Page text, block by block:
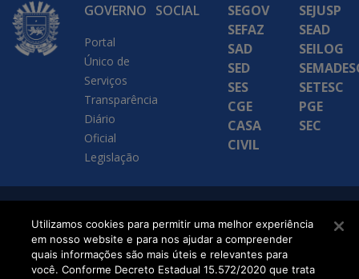
GOVERNO
Portal
Único de
Serviços
Transparência
Diário
Oficial
Legislação
SOCIAL
SEGOV
SEFAZ
SAD
SED
SES
CGE
CASA
CIVIL
SEJUSP
SEAD
SEILOG
SETESC
PGE
SEC
SETDIG | Secretaria-
Executiva de
Transformação Digital
Utilizamos cookies para permitir uma melhor experiência
em nosso website e para nos ajudar a compreender
quais informações são mais úteis e relevantes para
você. Conforme Decreto Estadual 15.572/2020 que trata